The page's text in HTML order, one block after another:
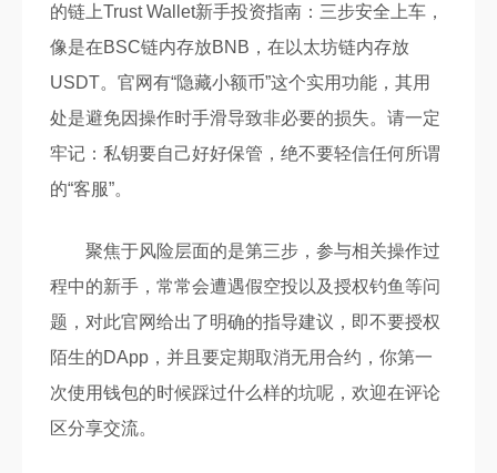
的链上Trust Wallet新手投资指南：三步安全上车，
像是在BSC链内存放BNB，在以太坊链内存放
USDT。官网有“隐藏小额币”这个实用功能，其用
处是避免因操作时手滑导致非必要的损失。请一定
牢记：私钥要自己好好保管，绝不要轻信任何所谓
的“客服”。
聚焦于风险层面的是第三步，参与相关操作过
程中的新手，常常会遭遇假空投以及授权钓鱼等问
题，对此官网给出了明确的指导建议，即不要授权
陌生的DApp，并且要定期取消无用合约，你第一
次使用钱包的时候踩过什么样的坑呢，欢迎在评论
区分享交流。